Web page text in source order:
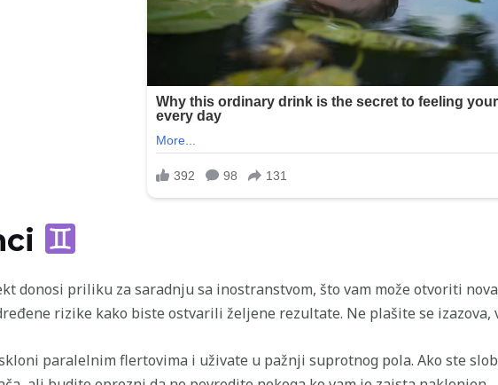
donosi priliku za saradnju sa inostranstvom, što vam može otvoriti
rizike kako biste ostvarili željene rezultate. Ne plašite se izazova,
paralelnim flertovima i uživate u pažnji suprotnog pola. Ako ste